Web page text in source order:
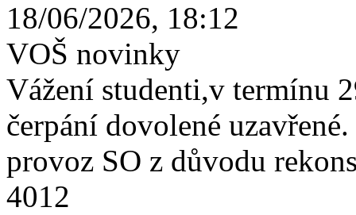
18/06/2026, 18:12
VOŠ novinky
Vážení studenti,v termínu
čerpání dovolené
provoz SO z důvodu
4012